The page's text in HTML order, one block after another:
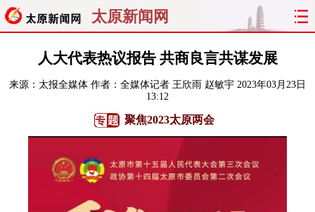
太原新闻网
首页 聚焦 太原 山西
经济 关注 文明 出行
曝光 综合
理财 政务
人大代表热议报告 共商良言共谋发展
来源： 太报全媒体 作者：全媒体记者 王欣雨 赵敏宇 2023年03月23日
13:12
聚焦2023太原两会